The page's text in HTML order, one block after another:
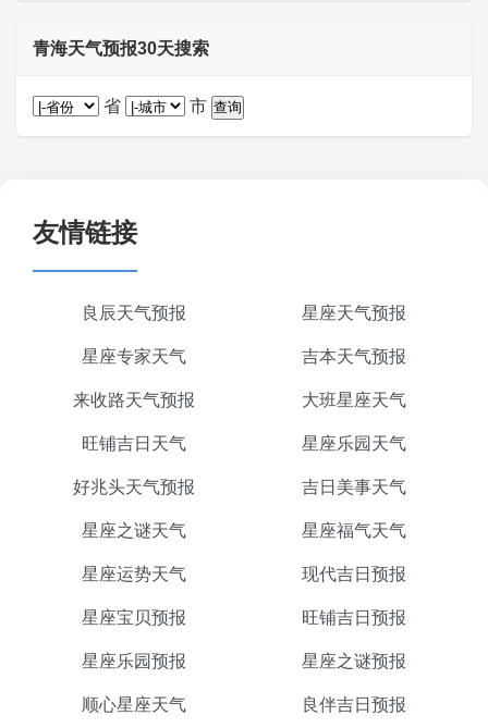
青海天气预报30天搜索
省 市
友情链接
良辰天气预报 星座天气预报
星座专家天气 吉本天气预报
来收路天气预报 大班星座天气
旺铺吉日天气 星座乐园天气
好兆头天气预报 吉日美事天气
星座之谜天气 星座福气天气
星座运势天气 现代吉日预报
星座宝贝预报 旺铺吉日预报
星座乐园预报 星座之谜预报
顺心星座天气 良伴吉日预报